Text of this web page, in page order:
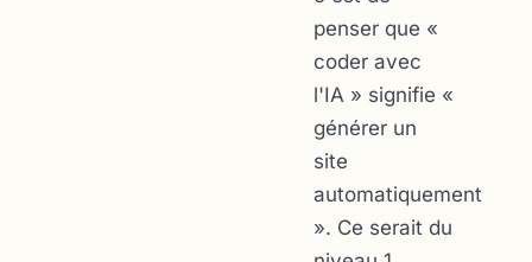
penser que «
coder avec
l'IA » signifie «
générer un
site
automatiquement
». Ce serait du